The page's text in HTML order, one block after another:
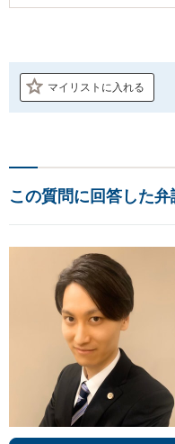
マイリストに入れる
この質問に回答した弁